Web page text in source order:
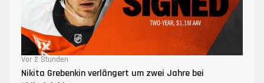
Vor 2 Stunden
Nikita Grebenkin verlängert um zwei Jahre bei